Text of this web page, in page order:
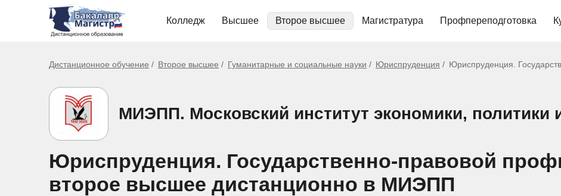
Колледж Высшее Второе высшее Магистратура Профпереподготовка
Дистанционное обучение Второе высшее Гуманитарные и социальные науки Юриспруденция Юриспруденция.
МИЭПП. Московский институт экономики, политики
Юриспруденция. Государственно-правовой
второе высшее дистанционно в МИЭПП